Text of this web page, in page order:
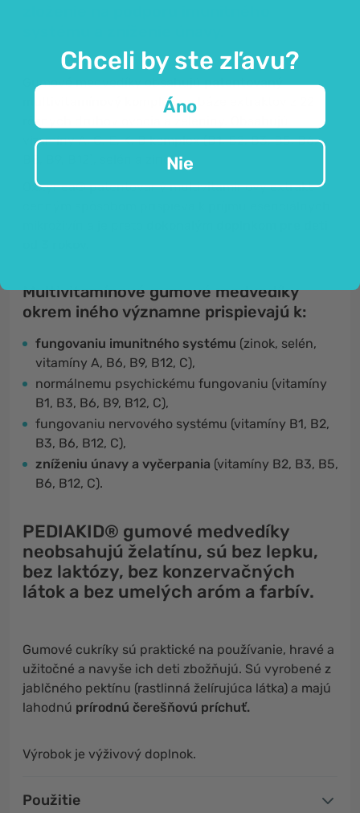
Gumové medvedíky obsahujúpatentovaný
multivitamínový komplex na báze extraktov z 22
rôznych druhov ovocia a zeleniny. Obsahujú
vitamíny A, C, E, K, B komplex (B1, B2, B3, B5, B6,
B8, B9, B12), selén a zinok.
Oxxynea® patentovaný multivitamínový extrakt
Multivitamínové gumové medvedíky
okrem iného významne prispievajú k:
fungovaniu imunitného systému (zinok, selén,
vitamíny A, B6, B9, B12, C),
normálnemu psychickému fungovaniu (vitamíny
B1, B3, B6, B9, B12, C),
fungovaniu nervového systému (vitamíny B1, B2,
B3, B6, B12, C),
zníženiu únavy a vyčerpania (vitamíny B2, B3, B5,
B6, B12, C).
PEDIAKID® gumové medvedíky
neobsahujú želatínu, sú bez lepku,
bez laktózy, bez konzervačných
látok a bez umelých aróm a farbív.
Gumové cukríky sú praktické na používanie, hravé a
užitočné a navyše ich deti zbožňujú. Sú vyrobené z
jablčného pektínu (rastlinná želírujúca látka) a majú
lahodnú prírodnú čerešňovú príchuť.
Výrobok je výživový doplnok.
Použitie
Chceli by ste zľavu?
Áno
Nie